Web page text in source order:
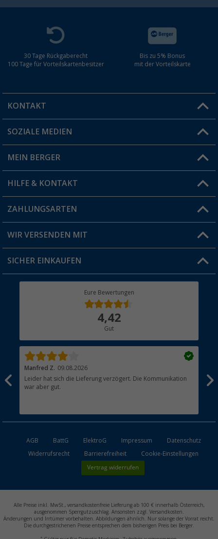
30 Tage Rückgaberecht
100 Tage für Vorteilskartenbesitzer
Bis zu 5% Bonus
mit der Vorteilskarte
KONTAKT
Du hast eine Frage?
Filiale finden
SOZIALE MEDIEN
MEIN BERGER
Vorteilskarte
Blog
Jobs & Karriere
HILFE & KONTAKT
FAQ & Kontakt
Versandinformationen
Rücksendung
ZAHLUNGSARTEN
WIR VERSENDEN MIT
SICHER EINKAUFEN
Eure Bewertungen
4,42
Gut
Manfred Z. 09.08.2026
Leider hat sich die Lieferung verzögert. Die Kommunikation
war aber gut.
AGB BattG ElektroG Impressum
Datenschutz
Widerrufsrecht
Barrierefreiheit Cookie-Einstellungen
Vertrag widerrufen
Alle Preise inkl. MwSt., versandkostenfreie Lieferung ab 100 € innerhalb Österreich,
ausgenommen Sperrgutzuschlag. Ansonsten zzgl. Versandkosten.
Änderungen und Irrtümer vorbehalten. Abbildungen ähnlich. Nur solange der Vorrat reicht.
Die durchgestrichenen Preise entsprechen dem bisherigen Preis bei Berger.
*